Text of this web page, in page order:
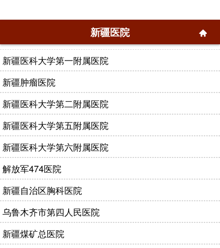
新疆医院
新疆医科大学第一附属医院
新疆肿瘤医院
新疆医科大学第二附属医院
新疆医科大学第五附属医院
新疆医科大学第六附属医院
解放军474医院
新疆自治区胸科医院
乌鲁木齐市第四人民医院
新疆煤矿总医院